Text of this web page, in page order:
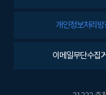
개인정보처리방
이메일무단수집